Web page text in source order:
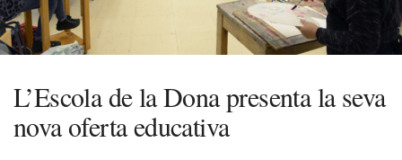
L’Escola de la Dona presenta la seva
nova oferta educativa